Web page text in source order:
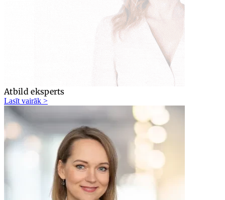
Atbild eksperts
Lasīt vairāk >